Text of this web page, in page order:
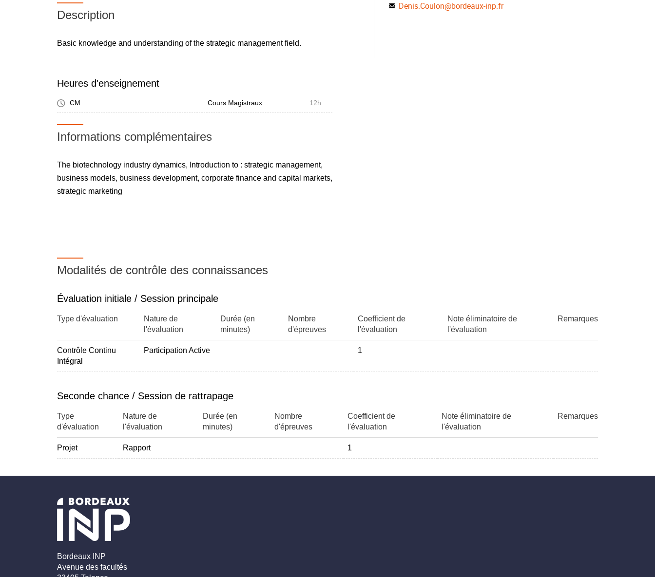
Description
Basic knowledge and understanding of the strategic management field.
Heures d'enseignement
CM Cours Magistraux 12h
Informations complémentaires
The biotechnology industry dynamics, Introduction to : strategic management,
business models, business development, corporate finance and capital markets,
strategic marketing
Denis.Coulon@bordeaux-inp.fr
Modalités de contrôle des connaissances
Évaluation initiale / Session principale
Type d'évaluation
Nature de
l'évaluation
Durée (en
minutes)
Nombre
d'épreuves
Coefficient de
l'évaluation
Note éliminatoire de
l'évaluation
Remarques
Contrôle Continu
Intégral
Participation Active 1
Seconde chance / Session de rattrapage
Type
d'évaluation
Nature de
l'évaluation
Durée (en
minutes)
Nombre
d'épreuves
Coefficient de
l'évaluation
Note éliminatoire de
l'évaluation
Remarques
Projet Rapport 1
Bordeaux INP
Avenue des facultés